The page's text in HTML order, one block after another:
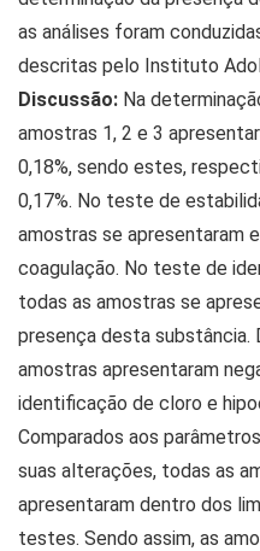
as análises foram
descritas pelo Instituto
Discussão: Na
amostras 1, 2 e 3
0,18%, sendo estes,
0,17%. No teste de
amostras se apresentaram
coagulação. No teste de
todas as amostras se
presença desta substância.
amostras apresentaram
identificação de cloro e
Comparados aos
suas alterações, todas as
apresentaram dentro dos
testes. Sendo assim, as